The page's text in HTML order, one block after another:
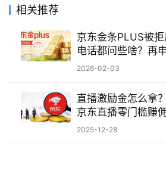
相关推荐
京东金条PLUS被
电话都问些啥？再
总！
2026-02-03
直播激励金怎么拿
京东直播零门槛赚
励金+佣金双收！
2025-12-28